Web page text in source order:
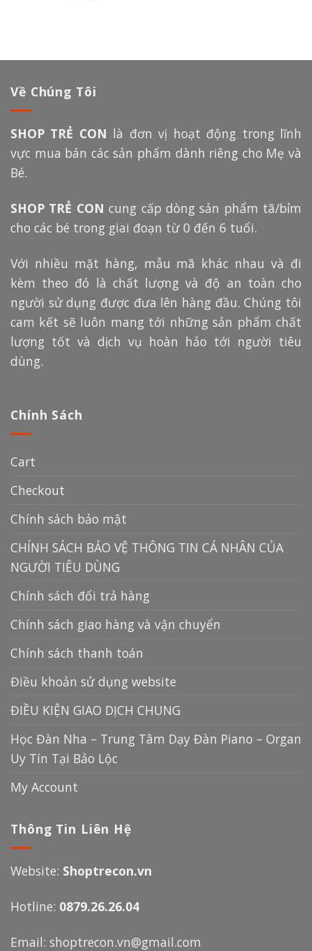
Về Chúng Tôi
SHOP TRẺ CON là đơn vị hoạt động trong lĩnh
vực mua bán các sản phẩm dành riêng cho Mẹ và
Bé.
SHOP TRẺ CON cung cấp dòng sản phẩm tã/bỉm
cho các bé trong giai đoạn từ 0 đến 6 tuổi.
Với nhiều mặt hàng, mẫu mã khác nhau và đi
kèm theo đó là chất lượng và độ an toàn cho
người sử dụng được đưa lên hàng đầu. Chúng tôi
cam kết sẽ luôn mang tới những sản phẩm chất
lượng tốt và dịch vụ hoàn hảo tới người tiêu
dùng.
Chính Sách
Cart
Checkout
Chính sách bảo mật
CHÍNH SÁCH BẢO VỆ THÔNG TIN CÁ NHÂN CỦA
NGƯỜI TIÊU DÙNG
Chính sách đổi trả hàng
Chính sách giao hàng và vận chuyển
Chính sách thanh toán
Điều khoản sử dụng website
ĐIỀU KIỆN GIAO DỊCH CHUNG
Học Đàn Nha – Trung Tâm Dạy Đàn Piano – Organ
Uy Tín Tại Bảo Lộc
My Account
Thông Tin Liên Hệ
Website: Shoptrecon.vn
Hotline: 0879.26.26.04
Email: shoptrecon.vn@gmail.com